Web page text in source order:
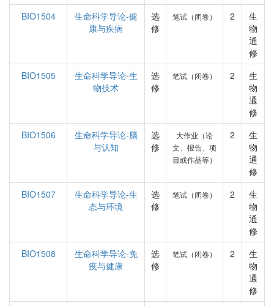
BIO1504
生命科学导论-健
康与疾病
选
修
笔试（闭卷） 2
生
物
通
修
BIO1505
生命科学导论-生
物技术
选
修
笔试（闭卷） 2
生
物
通
修
BIO1506
生命科学导论-脑
与认知
选
修
大作业（论
文、报告、项
目或作品等）
2
生
物
通
修
BIO1507
生命科学导论-生
态与环境
选
修
笔试（闭卷） 2
生
物
通
修
BIO1508
生命科学导论-免
疫与健康
选
修
笔试（闭卷） 2
生
物
通
修